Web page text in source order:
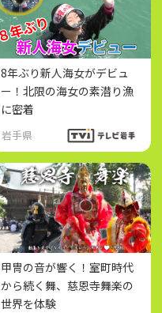
8年ぶり新人海女がデビュ
ー！北限の海女の素潜り漁
に密着
岩手県
甲冑の音が響く！室町時代
から続く舞、慈恩寺舞楽の
世界を体験